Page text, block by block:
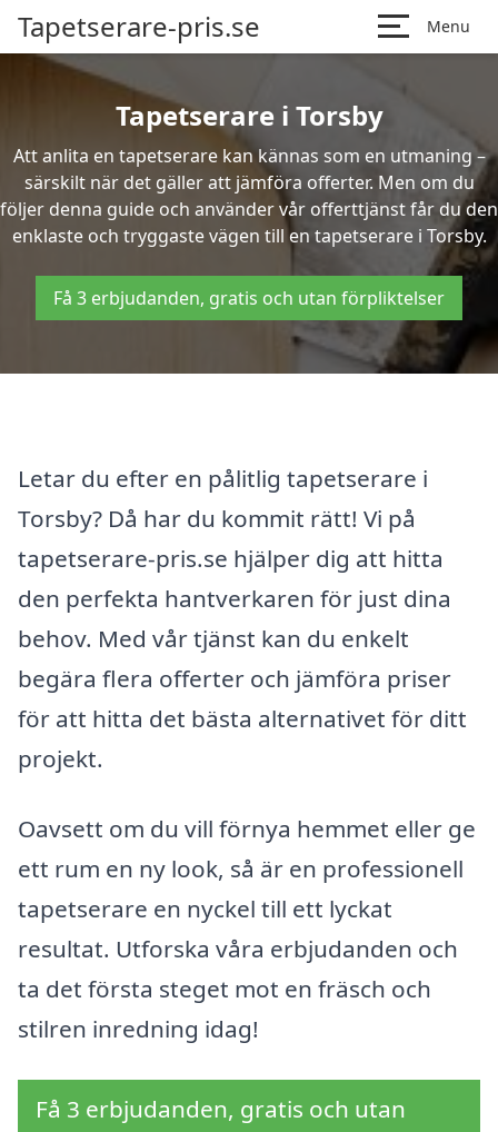
Tapetserare-pris.se Menu
Tapetserare i Torsby
Att anlita en tapetserare kan kännas som en utmaning –
särskilt när det gäller att jämföra offerter. Men om du
följer denna guide och använder vår offerttjänst får du den
enklaste och tryggaste vägen till en tapetserare i Torsby.
Få 3 erbjudanden, gratis och utan förpliktelser
Letar du efter en pålitlig tapetserare i
Torsby? Då har du kommit rätt! Vi på
tapetserare-pris.se hjälper dig att hitta
den perfekta hantverkaren för just dina
behov. Med vår tjänst kan du enkelt
begära flera offerter och jämföra priser
för att hitta det bästa alternativet för ditt
projekt.
Oavsett om du vill förnya hemmet eller ge
ett rum en ny look, så är en professionell
tapetserare en nyckel till ett lyckat
resultat. Utforska våra erbjudanden och
ta det första steget mot en fräsch och
stilren inredning idag!
Få 3 erbjudanden, gratis och utan